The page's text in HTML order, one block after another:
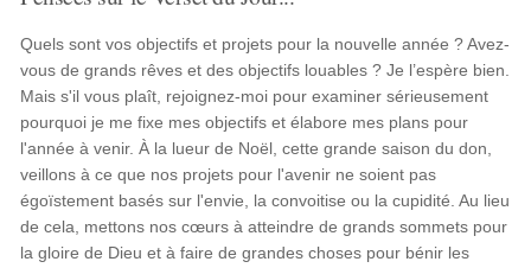
Quels sont vos objectifs et projets pour la nouvelle année ? Avez-
vous de grands rêves et des objectifs louables ? Je l’espère bien.
Mais s'il vous plaît, rejoignez-moi pour examiner sérieusement
pourquoi je me fixe mes objectifs et élabore mes plans pour
l'année à venir. À la lueur de Noël, cette grande saison du don,
veillons à ce que nos projets pour l'avenir ne soient pas
égoïstement basés sur l'envie, la convoitise ou la cupidité. Au lieu
de cela, mettons nos cœurs à atteindre de grands sommets pour
la gloire de Dieu et à faire de grandes choses pour bénir les